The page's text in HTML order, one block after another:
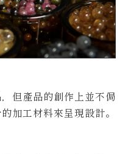
但產品的創作上並不侷
加工材料來呈現設計。